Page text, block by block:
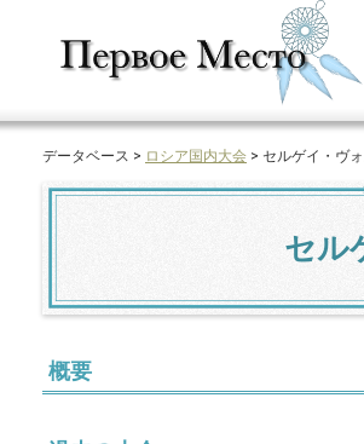
データベース > ロシア国内大会 > セルゲイ・ヴ
セル
概要